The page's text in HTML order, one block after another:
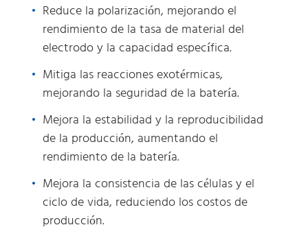
Reduce la polarización, mejorando el
rendimiento de la tasa de material del
electrodo y la capacidad específica.
Mitiga las reacciones exotérmicas,
mejorando la seguridad de la batería.
Mejora la estabilidad y la reproducibilidad
de la producción, aumentando el
rendimiento de la batería.
Mejora la consistencia de las células y el
ciclo de vida, reduciendo los costos de
producción.